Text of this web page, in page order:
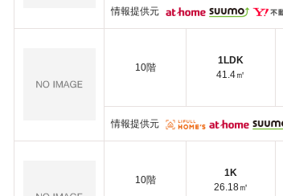
情報提供元
10階
1LDK
41.4㎡
情報提供元
10階
1K
26.18㎡